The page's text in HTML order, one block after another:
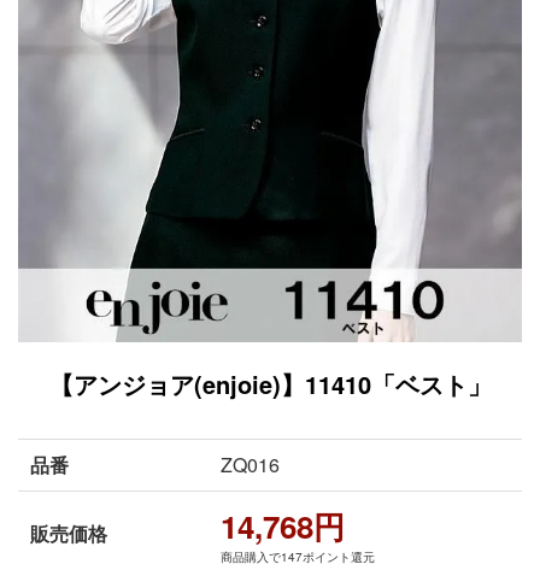
【アンジョア(enjoie)】11410「ベスト」
品番 ZQ016
販売価格 14,768円
商品購入で147ポイント還元